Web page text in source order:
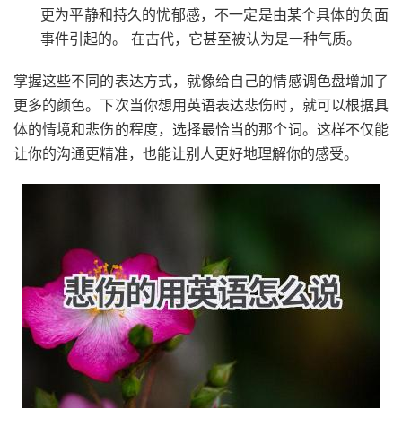
更为平静和持久的忧郁感，不一定是由某个具体的负面
事件引起的。 在古代，它甚至被认为是一种气质。
掌握这些不同的表达方式，就像给自己的情感调色盘增加了
更多的颜色。下次当你想用英语表达悲伤时，就可以根据具
体的情境和悲伤的程度，选择最恰当的那个词。这样不仅能
让你的沟通更精准，也能让别人更好地理解你的感受。